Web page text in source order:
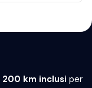
200 km inclusi per